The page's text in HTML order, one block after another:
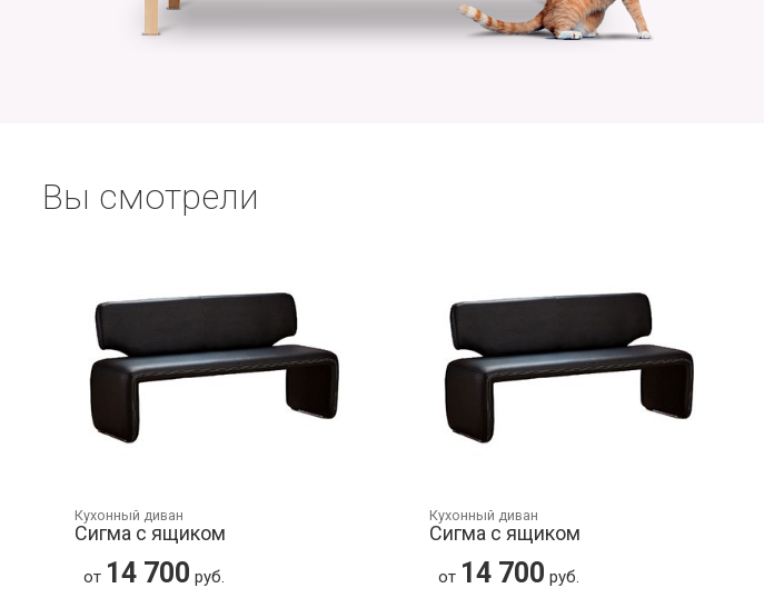
Вы смотрели
Кухонный диван
Сигма с ящиком
от 14 700 руб.
Кухонный диван
Сигма с ящиком
от 14 700 руб.